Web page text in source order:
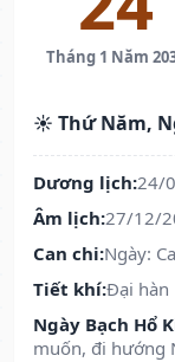
Tháng 1 Năm
☀️ Thứ Năm,
Dương lịch:24/
Âm lịch:27/12/
Can chi:Ngày:
Tiết khí:Đại hàn
Ngày Bạch Hổ
muốn, đi hướng